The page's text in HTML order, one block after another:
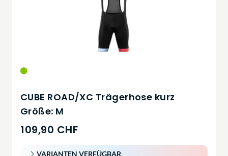
CUBE ROAD/XC Trägerhose kurz
Größe: M
109,90 CHF
VARIANTEN VERFÜGBAR